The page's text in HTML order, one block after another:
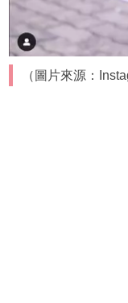
（圖片來源：